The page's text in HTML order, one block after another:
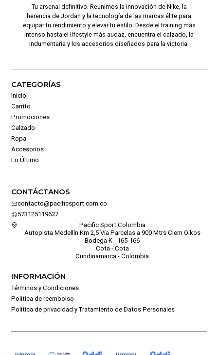
Tu arsenal definitivo. Reunimos la innovación de Nike, la
herencia de Jordan y la tecnología de las marcas élite para
equipar tu rendimiento y elevar tu estilo. Desde el training más
intenso hasta el lifestyle más audaz, encuentra el calzado, la
indumentaria y los accesorios diseñados para la victoria.
CATEGORÍAS
Inicio
Carrito
Promociones
Calzado
Ropa
Accesorios
Lo Último
CONTÁCTANOS
contacto@pacificsport.com.co
573125119637
Pacific Sport Colombia
Autopista Medellín Km 2,5 Vía Parcelas a 900 Mtrs Ciem Oikos
Bodega K - 165-166
Cota - Cota
Cundinamarca - Colombia
INFORMACIÓN
Términos y Condiciones
Politica de reembolso
Política de privacidad y Tratamiento de Datos Personales